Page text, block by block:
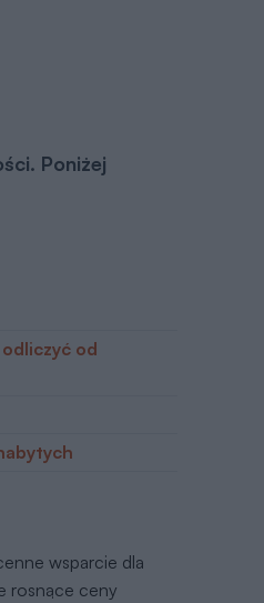
Poniżej
od
wsparcie dla
rosnące ceny